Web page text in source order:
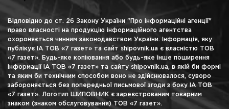
Відповідно до ст. 26 Закону України "Про інформаційні агенції"
право власності на продукцію інформаційного агентства
охороняється чинним законодавством України. Інформація, яку
публікує ІА ТОВ «7 газет» та сайт shipovnik.ua є власністю ТОВ
«7 газет». Будь-яке копіювання або будь-яке інше поширення
інформації ІА ТОВ «7 газет» та сайту shipovnik.ua, в якій би формі
та яким би технічним способом воно не здійснювалося, суворо
забороняється без попередньої письмової згоди з боку ІА ТОВ
«7 газет». Логотип ШИПОВНИК є зареєстрованим товарним
знаком (знаком обслуговування) ТОВ «7 газет».